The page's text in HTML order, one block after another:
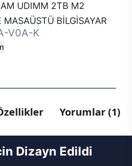
UDIMM 2TB M2
BİLGİSAYAR
V0A-K
Yorumlar (1)
Dizayn Edildi